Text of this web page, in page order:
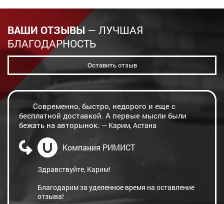
ВАШИ ОТЗЫВЫ — ЛУЧШАЯ
БЛАГОДАРНОСТЬ
Оставить отзыв
Современно, быстро, недорого и еще с
бесплатной доставкой. А первые мысли были
бежать на авторынок. — Карим, Астана
Компания РИМИСТ
Здравствуйте, Карим!
Благодарим за уделенное время на оставление
отзыва!